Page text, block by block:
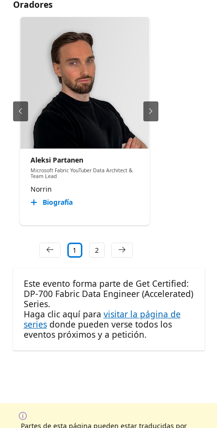
Oradores
Aleksi Partanen
Microsoft Fabric YouTuber Data Architect &
Team Lead
Norrin
Biografía
1 2
Este evento forma parte de Get Certified:
DP-700 Fabric Data Engineer (Accelerated)
Series.
Haga clic aquí para visitar la página de
seriesdonde pueden verse todos los
eventos próximos y a petición.
Partes de esta página pueden estar traducidas por